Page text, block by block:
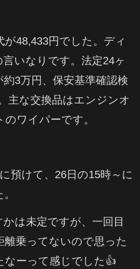
48,433円でした。ディ
いなりです。法定24ヶ
3万円、保安基準確認検
主な交換品はエンジンオ
ワイパーです。
預けて、26日の15時～に
は未定ですが、一回目
離乗ってないので思った
なーって感じでした👍